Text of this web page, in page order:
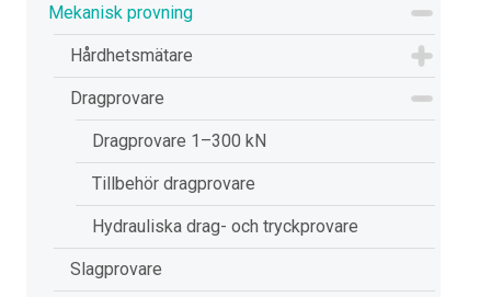
Mekanisk provning
Hårdhetsmätare
Dragprovare
Dragprovare 1–300 kN
Tillbehör dragprovare
Hydrauliska drag- och tryckprovare
Slagprovare